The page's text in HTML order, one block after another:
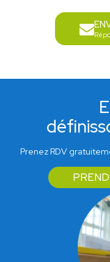
Prenez RDV